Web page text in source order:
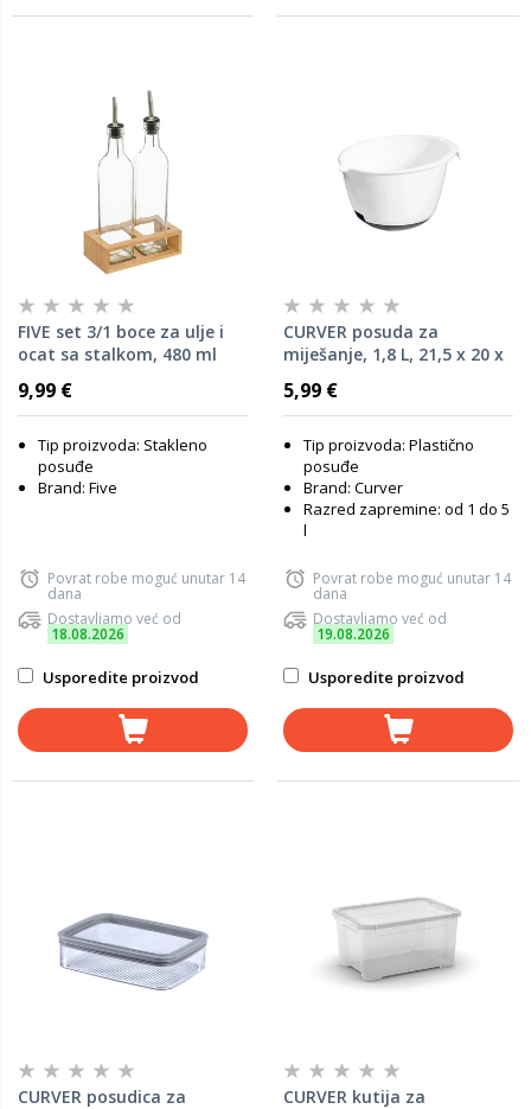
FIVE set 3/1 boce za ulje i
ocat sa stalkom, 480 ml
9,99 €
Tip proizvoda: Stakleno
posuđe
Brand: Five
Povrat robe moguć unutar 14
dana
Dostavljamo već od
18.08.2026
Usporedite proizvod
CURVER posuda za
miješanje, 1,8 L, 21,5 x 20 x
5,99 €
Tip proizvoda: Plastično
posuđe
Brand: Curver
Razred zapremine: od 1 do 5
l
Povrat robe moguć unutar 14
dana
Dostavljamo već od
19.08.2026
Usporedite proizvod
CURVER posudica za
CURVER kutija za